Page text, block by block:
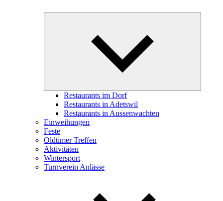
Restaurants im Dorf
Restaurants in Adetswil
Restaurants in Aussenwachten
Einweihungen
Feste
Oldtimer Treffen
Aktivitäten
Wintersport
Turnverein Anlässe